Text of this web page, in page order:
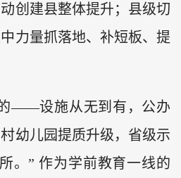
创建县整体提升；县级切
力量抓落地、补短板、提
——设施从无到有，公办
幼儿园提质升级，省级示
。” 作为学前教育一线的